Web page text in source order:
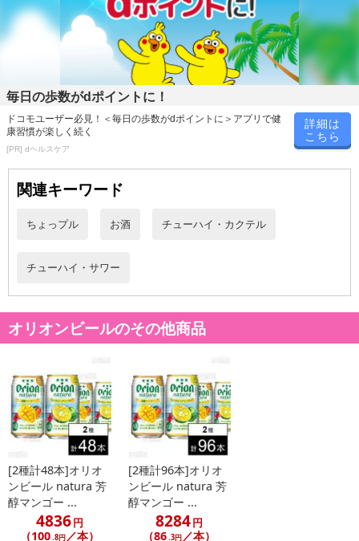
休業日
その他共通および商品カテゴリー別注意事項（※必ずご確認くだ
こちらの情報は
毎日の歩数がdポイントに！
ドコモユーザー必見！＜毎日の歩数がdポイントに＞アプリで健
康習慣が楽しく続く
[PR] dヘルスケア
詳細は
こちら
関連キーワード
ちょっプル お酒 チューハイ・カクテル
チューハイ・サワー
オリオンビールのその他商品
[2種計48本]オリオ
ンビール natura 芳
醇マンゴー ...
4836円
（100.8円／本）
[2種計96本]オリオ
ンビール natura 芳
醇マンゴー ...
8284円
（86.3円／本）